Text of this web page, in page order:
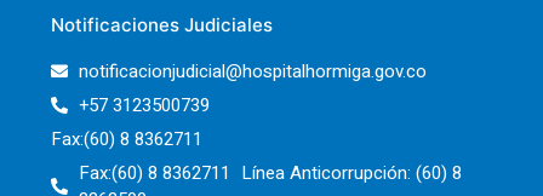
Notificaciones Judiciales
notificacionjudicial@hospitalhormiga.gov.co
+57 3123500739
Fax:(60) 8 8362711
Fax:(60) 8 8362711 Línea Anticorrupción: (60) 8